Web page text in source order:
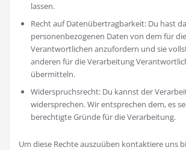
lassen.
Recht auf Datenübertragbarkeit: Du hast
personenbezogenen Daten von dem für
Verantwortlichen anzufordern und sie
anderen für die Verarbeitung
übermitteln.
Widerspruchsrecht: Du kannst der
widersprechen. Wir entsprechen dem, es
berechtigte Gründe für die Verarbeitung.
Um diese Rechte auszuüben kontaktiere uns